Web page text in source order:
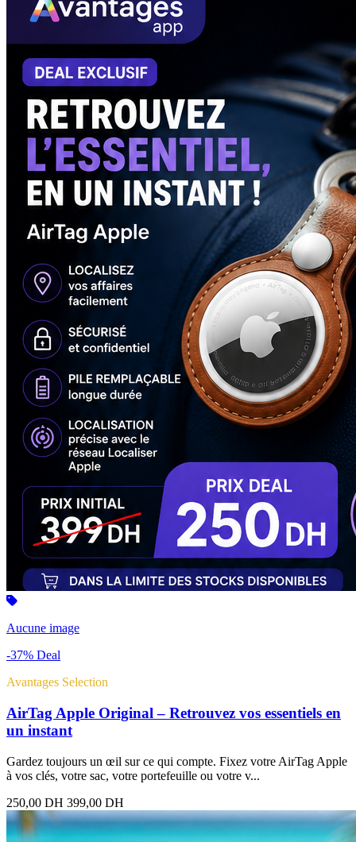
Aucune image
-37% Deal
Avantages Selection
AirTag Apple Original – Retrouvez vos essentiels en
un instant
Gardez toujours un œil sur ce qui compte. Fixez votre AirTag Apple
à vos clés, votre sac, votre portefeuille ou votre v...
250,00 DH 399,00 DH